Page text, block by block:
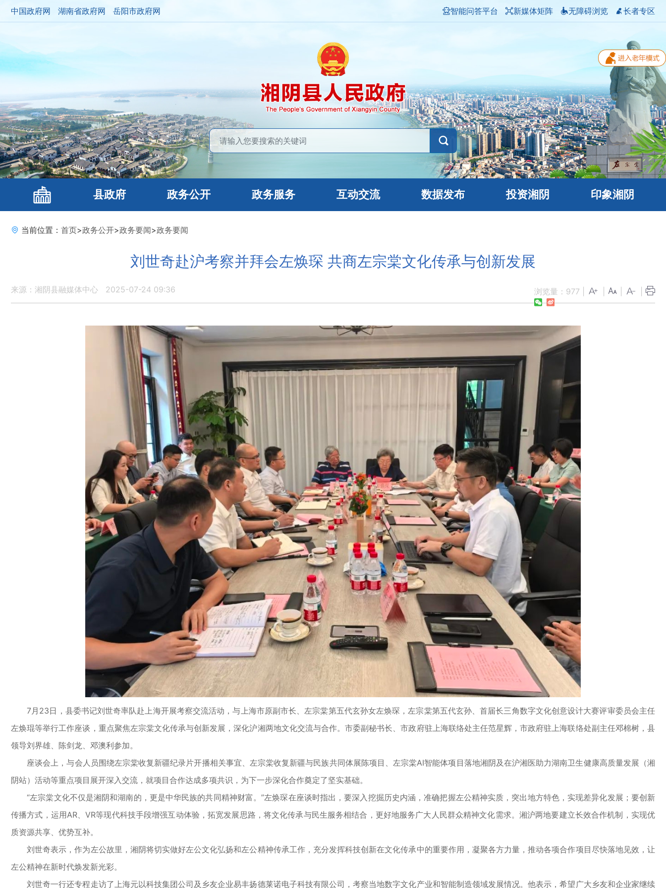
中国政府网 湖南省政府网 岳阳市政府网 智能问答平台 新媒体矩阵 无障碍浏览 长者专区
县政府 政务公开 政务服务 互动交流 数据发布 投资湘阴 印象湘阴
当前位置： 首页>政务公开>政务要闻>政务要闻
刘世奇赴沪考察并拜会左焕琛 共商左宗棠文化传承与创新发展
来源：湘阴县融媒体中心 2025-07-24 09:36 浏览量： 977
7月23日，县委书记刘世奇率队赴上海开展考察交流活动，与上海市原副市长、左宗棠第五代玄孙女左焕琛，左宗棠第五代玄孙、首届长三角数字文化创意设计大赛评审委员会主任
左焕琨等举行工作座谈，重点聚焦左宗棠文化传承与创新发展，深化沪湘两地文化交流与合作。市委副秘书长、市政府驻上海联络处主任范星辉，市政府驻上海联络处副主任邓棉树，县
领导刘界雄、陈剑龙、邓澳利参加。
座谈会上，与会人员围绕左宗棠收复新疆纪录片开播相关事宜、左宗棠收复新疆与民族共同体展陈项目、左宗棠AI智能体项目落地湘阴及在沪湘医助力湖南卫生健康高质量发展（湘
阴站）活动等重点项目展开深入交流，就项目合作达成多项共识，为下一步深化合作奠定了坚实基础。
“左宗棠文化不仅是湘阴和湖南的，更是中华民族的共同精神财富。”左焕琛在座谈时指出，要深入挖掘历史内涵，准确把握左公精神实质，突出地方特色，实现差异化发展；要创新
传播方式，运用AR、VR等现代科技手段增强互动体验，拓宽发展思路，将文化传承与民生服务相结合，更好地服务广大人民群众精神文化需求。湘沪两地要建立长效合作机制，实现优
质资源共享、优势互补。
刘世奇表示，作为左公故里，湘阴将切实做好左公文化弘扬和左公精神传承工作，充分发挥科技创新在文化传承中的重要作用，凝聚各方力量，推动各项合作项目尽快落地见效，让
左公精神在新时代焕发新光彩。
刘世奇一行还专程走访了上海元以科技集团公司及乡友企业易丰扬德莱诺电子科技有限公司，考察当地数字文化产业和智能制造领域发展情况。他表示，希望广大乡友和企业家继续